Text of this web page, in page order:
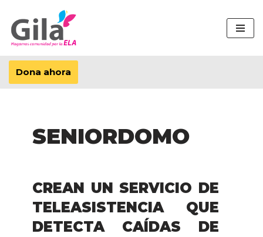
Saltar
al
contenido
Dona ahora
SENIORDOMO
CREAN UN SERVICIO DE
TELEASISTENCIA QUE
DETECTA CAÍDAS DE